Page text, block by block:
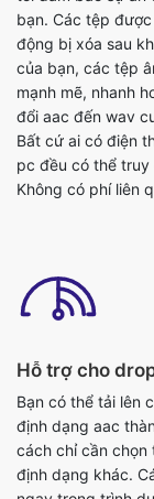
của bạn, các tệp
mạnh mẽ, nhanh
đổi aac đến wav
Bất cứ ai có điện
pc đều có thể
Không có phí liên
Hỗ trợ cho
định dạng aac
cách chỉ cần
định dạng khác.
ngay trong trình
miễn phí. Không